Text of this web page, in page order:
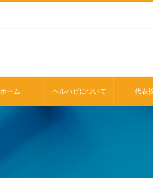
ホーム ヘルハピについて 代表